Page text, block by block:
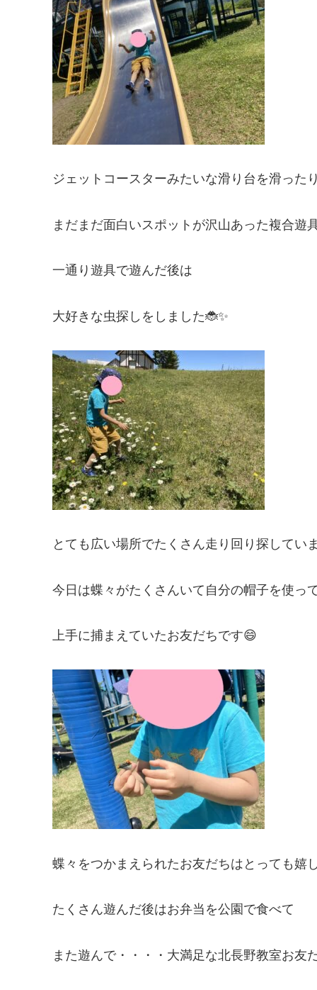
ジェットコースターみたいな滑り台を滑った
まだまだ面白いスポットが沢山あった複合遊
一通り遊具で遊んだ後は
大好きな虫探しをしました🐞✨
とても広い場所でたくさん走り回り探してい
今日は蝶々がたくさんいて自分の帽子を使っ
上手に捕まえていたお友だちです😄
蝶々をつかまえられたお友だちはとっても嬉
たくさん遊んだ後はお弁当を公園で食べて
また遊んで・・・・大満足な北長野教室お友